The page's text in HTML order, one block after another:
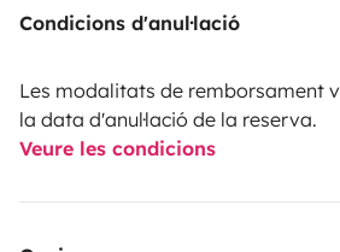
Condicions d'anul·lació
Les modalitats de remborsament
la data d'anul·lació de la reserva.
Veure les condicions